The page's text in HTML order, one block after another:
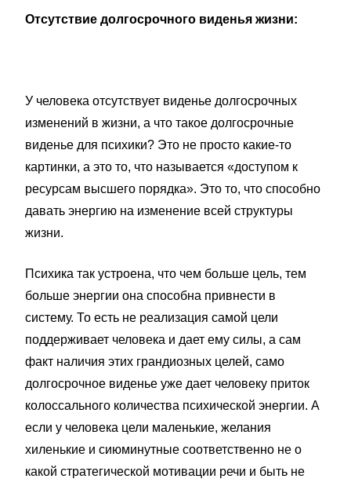
Отсутствие долгосрочного виденья жизни:
У человека отсутствует виденье долгосрочных
изменений в жизни, а что такое долгосрочные
виденье для психики? Это не просто какие-то
картинки, а это то, что называется «доступом к
ресурсам высшего порядка». Это то, что способно
давать энергию на изменение всей структуры
жизни.
Психика так устроена, что чем больше цель, тем
больше энергии она способна привнести в
систему. То есть не реализация самой цели
поддерживает человека и дает ему силы, а сам
факт наличия этих грандиозных целей, само
долгосрочное виденье уже дает человеку приток
колоссального количества психической энергии. А
если у человека цели маленькие, желания
хиленькие и сиюминутные соответственно не о
какой стратегической мотивации речи и быть не